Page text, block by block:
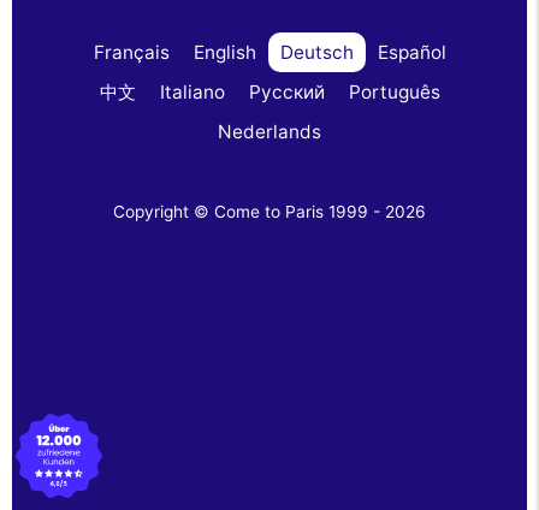
Français English Deutsch
Español
中文
Italiano Русский
Português
Nederlands
Copyright © Come to Paris 1999 - 2026